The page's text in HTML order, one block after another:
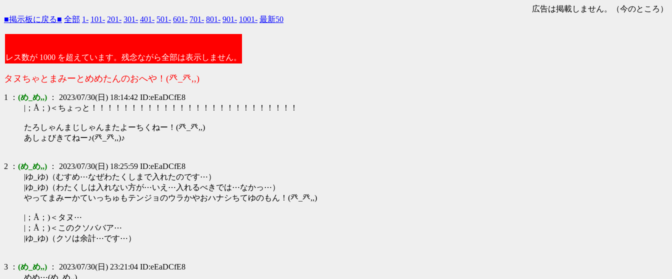
広告は掲載しません。（今のところ）
■掲示板に戻る■ 全部 1- 101- 201- 301- 401- 501- 601- 701- 801- 901- 1001- 最新50
レス数が 1000 を超えています。残念ながら全部は表示しません。
タヌちゃとまみーとめめたんのおへや！(癶_癶,,)
1 ： (め_め,,) ： 2023/07/30(日) 18:14:42 ID:eEaDCfE8
|；Å；)＜ちょっと！！！！！！！！！！！！！！！！！！！！！！！！！！
たろしゃんまじしゃんまたよーちくねー！(癶_癶,,)
あしょびきてねー♪(癶_癶,,)♪
2 ： (め_め,,) ： 2023/07/30(日) 18:25:59 ID:eEaDCfE8
|ゆ_ゆ)（むすめ⋯なぜわたくしまで入れたのです⋯）
|ゆ_ゆ)（わたくしは入れない方が⋯いえ⋯入れるべきでは⋯なかっ⋯）
やってまみーかていっちゅもテンジョのウラかやおハナシちてゆのもん！(癶_癶,,)
|；Å；)＜タヌ⋯
|；Å；)＜このクソババア⋯
|ゆ_ゆ)（クソは余計⋯です⋯）
3 ： (め_め,,) ： 2023/07/30(日) 23:21:04 ID:eEaDCfE8
めめ⋯(め_め,,)